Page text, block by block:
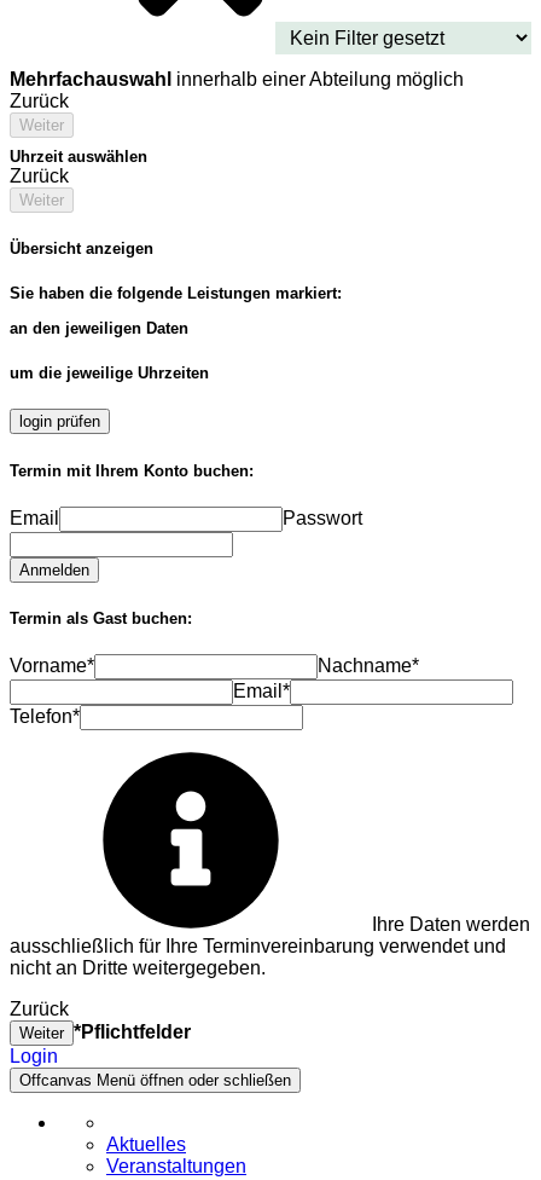
Mehrfachauswahl innerhalb einer Abteilung möglich
Zurück
Weiter
Uhrzeit auswählen
Zurück
Weiter
Übersicht anzeigen
Sie haben die folgende Leistungen markiert:
an den jeweiligen Daten
um die jeweilige Uhrzeiten
login prüfen
Termin mit Ihrem Konto buchen:
Email Passwort
Anmelden
Termin als Gast buchen:
Vorname*
Nachname*
Email*
Telefon*
Ihre Daten werden
ausschließlich für Ihre Terminvereinbarung verwendet und
nicht an Dritte weitergegeben.
Zurück
Weiter *Pflichtfelder
Login
Offcanvas Menü öffnen oder schließen
Aktuelles
Veranstaltungen